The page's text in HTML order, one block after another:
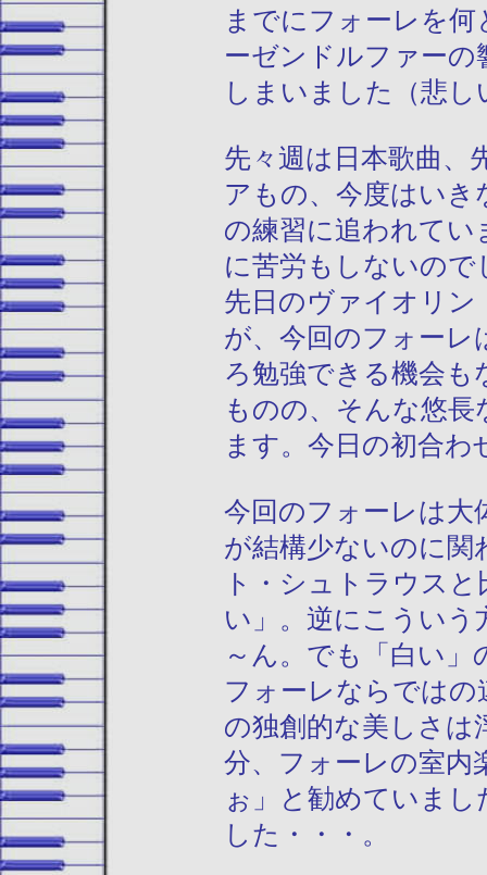
までにフォーレを
ーゼンドルファー
しまいました（悲し
先々週は日本歌曲、
アもの、今度はい
の練習に追われて
に苦労もしないの
先日のヴァイオリ
が、今回のフォーレ
ろ勉強できる機会
ものの、そんな悠
ます。今日の初合
今回のフォーレは大
が結構少ないのに
ト・シュトラウス
い」。逆にこうい
～ん。でも「白い
フォーレならでは
の独創的な美しさは
分、フォーレの室内
ぉ」と勧めていま
した・・・。